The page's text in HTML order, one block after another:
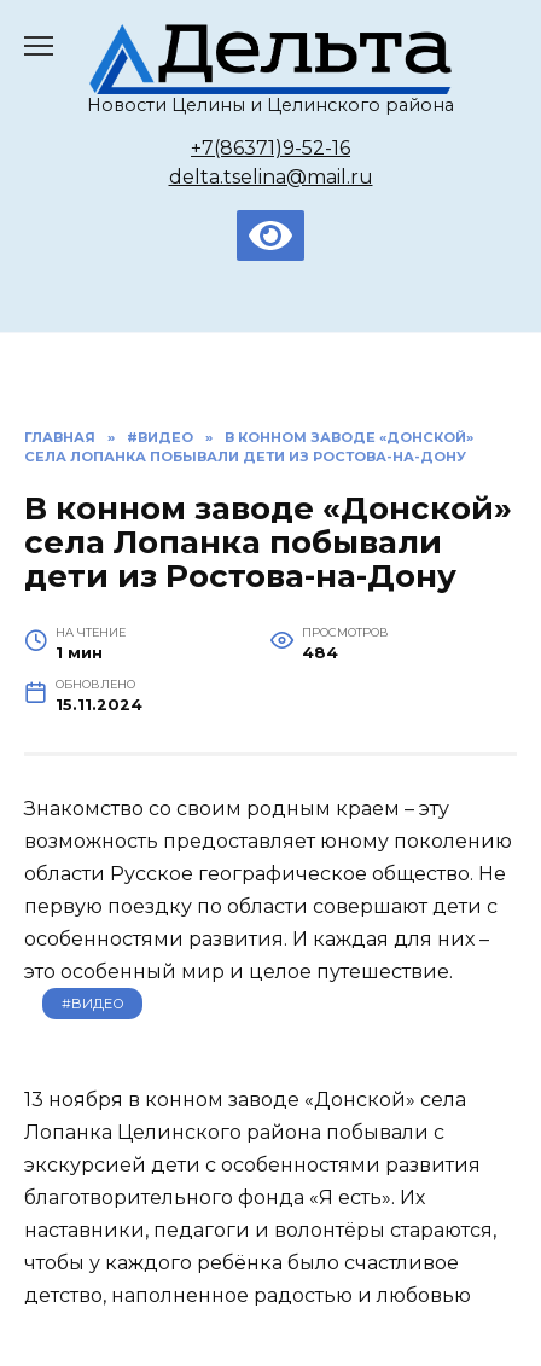
содержанию
Новости Целины и Целинского района
+7(86371)9-52-16
delta.tselina@mail.ru
ГЛАВНАЯ » #ВИДЕО »
В КОННОМ ЗАВОДЕ «ДОНСКОЙ»
СЕЛА ЛОПАНКА ПОБЫВАЛИ ДЕТИ ИЗ РОСТОВА-НА-ДОНУ
В конном заводе «Донской»
села Лопанка побывали
дети из Ростова-на-Дону
НА ЧТЕНИЕ
1 мин
ПРОСМОТРОВ
484
ОБНОВЛЕНО
15.11.2024
Знакомство со своим родным краем – эту
возможность предоставляет юному поколению
области Русское географическое общество. Не
первую поездку по области совершают дети с
особенностями развития. И каждая для них –
это особенный мир и целое путешествие.
#ВИДЕО
13 ноября в конном заводе «Донской» села
Лопанка Целинского района побывали с
экскурсией дети с особенностями развития
благотворительного фонда «Я есть». Их
наставники, педагоги и волонтёры стараются,
чтобы у каждого ребёнка было счастливое
детство, наполненное радостью и любовью